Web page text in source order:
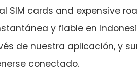
SIM cards and expensive
y fiable en
de nuestra aplicación, y
conectado.